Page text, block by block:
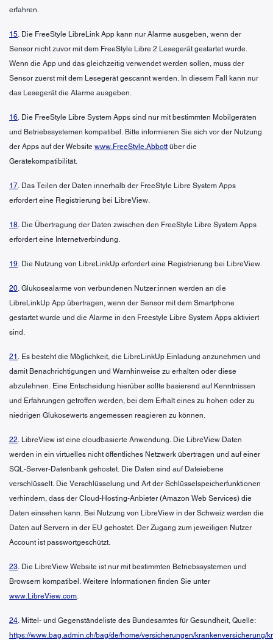
erfahren.
15. Die FreeStyle LibreLink App kann nur Alarme ausgeben, wenn der
Sensor nicht zuvor mit dem FreeStyle Libre 2 Lesegerät gestartet wurde.
Wenn die App und das gleichzeitig verwendet werden sollen, muss der
Sensor zuerst mit dem Lesegerät gescannt werden. In diesem Fall kann nur
das Lesegerät die Alarme ausgeben.
16. Die FreeStyle Libre System Apps sind nur mit bestimmten Mobilgeräten
und Betriebssystemen kompatibel. Bitte informieren Sie sich vor der Nutzung
der Apps auf der Website www.FreeStyle.Abbott über die
Gerätekompatibilität.
17. Das Teilen der Daten innerhalb der FreeStyle Libre System Apps
erfordert eine Registrierung bei LibreView.
18. Die Übertragung der Daten zwischen den FreeStyle Libre System Apps
erfordert eine Internetverbindung.
19. Die Nutzung von LibreLinkUp erfordert eine Registrierung bei LibreView.
20. Glukosealarme von verbundenen Nutzer:innen werden an die
LibreLinkUp App übertragen, wenn der Sensor mit dem Smartphone
gestartet wurde und die Alarme in den Freestyle Libre System Apps aktiviert
sind.
21 . Es besteht die Möglichkeit, die LibreLinkUp Einladung anzunehmen und
damit Benachrichtigungen und Warnhinweise zu erhalten oder diese
abzulehnen. Eine Entscheidung hierüber sollte basierend auf Kenntnissen
und Erfahrungen getroffen werden, bei dem Erhalt eines zu hohen oder zu
niedrigen Glukosewerts angemessen reagieren zu können.
22. LibreView ist eine cloudbasierte Anwendung. Die LibreView Daten
werden in ein virtuelles nicht öffentliches Netzwerk übertragen und auf einer
SQL-Server-Datenbank gehostet. Die Daten sind auf Dateiebene
verschlüsselt. Die Verschlüsselung und Art der Schlüsselspeicherfunktionen
verhindern, dass der Cloud-Hosting-Anbieter (Amazon Web Services) die
Daten einsehen kann. Bei Nutzung von LibreView in der Schweiz werden die
Daten auf Servern in der EU gehostet. Der Zugang zum jeweiligen Nutzer
Account ist passwortgeschützt.
23. Die LibreView Website ist nur mit bestimmten Betriebssystemen und
Browsern kompatibel. Weitere Informationen finden Sie unter
www.LibreView.com.
24. Mittel- und Gegenständeliste des Bundesamtes für Gesundheit, Quelle:
https://www.bag.admin.ch/bag/de/home/versicherungen/krankenversicherung/